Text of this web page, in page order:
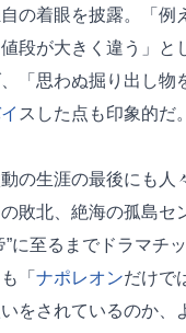
の着眼を披露。「例
段が大きく違う」と
「思わぬ掘り出し物
スした点も印象的だ。
の生涯の最後にも人
敗北、絶海の孤島セ
に至るまでドラマチ
「 ナポレオンだけで
をされているのか、